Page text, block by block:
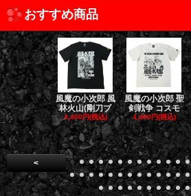
おすすめ商品
風魔の小次郎 風
林火山(剛刀ブ
4,400円(税込)
風魔の小次郎 聖
剣戦争 コスモ
4,400円(税込)
<